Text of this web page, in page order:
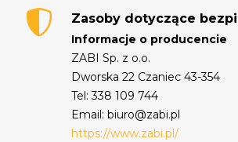
Zasoby dotyczące
Informacje o producencie
ZABI Sp. z o.o.
Dworska 22 Czaniec 43-354
Tel: 338 109 744
Email: biuro@zabi.pl
https://www.zabi.pl/